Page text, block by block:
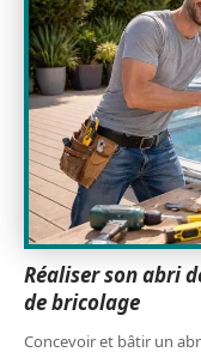
Réaliser son abri
de bricolage
Concevoir et bâtir un